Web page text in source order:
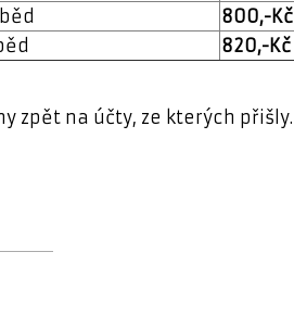
800,-Kč
820,-Kč
zpět na účty, ze kterých přišly.